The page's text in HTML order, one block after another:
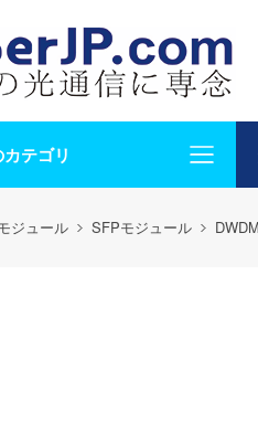
テゴリ
ジュール SFPモジュール